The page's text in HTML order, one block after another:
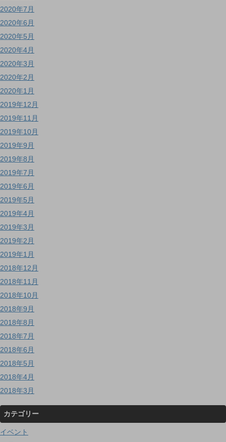
2020年7月
2020年6月
2020年5月
2020年4月
2020年3月
2020年2月
2020年1月
2019年12月
2019年11月
2019年10月
2019年9月
2019年8月
2019年7月
2019年6月
2019年5月
2019年4月
2019年3月
2019年2月
2019年1月
2018年12月
2018年11月
2018年10月
2018年9月
2018年8月
2018年7月
2018年6月
2018年5月
2018年4月
2018年3月
カテゴリー
イベント